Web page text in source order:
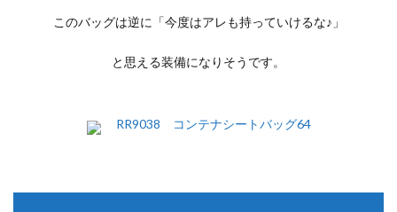
このバッグは逆に「今度はアレも持っていけるな♪」
と思える装備になりそうです。
RR9038 コンテナシートバッグ64